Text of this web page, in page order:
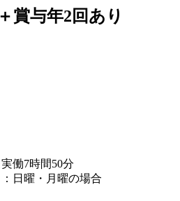
賞与年2回あり
働7時間50分
日曜・月曜の場合